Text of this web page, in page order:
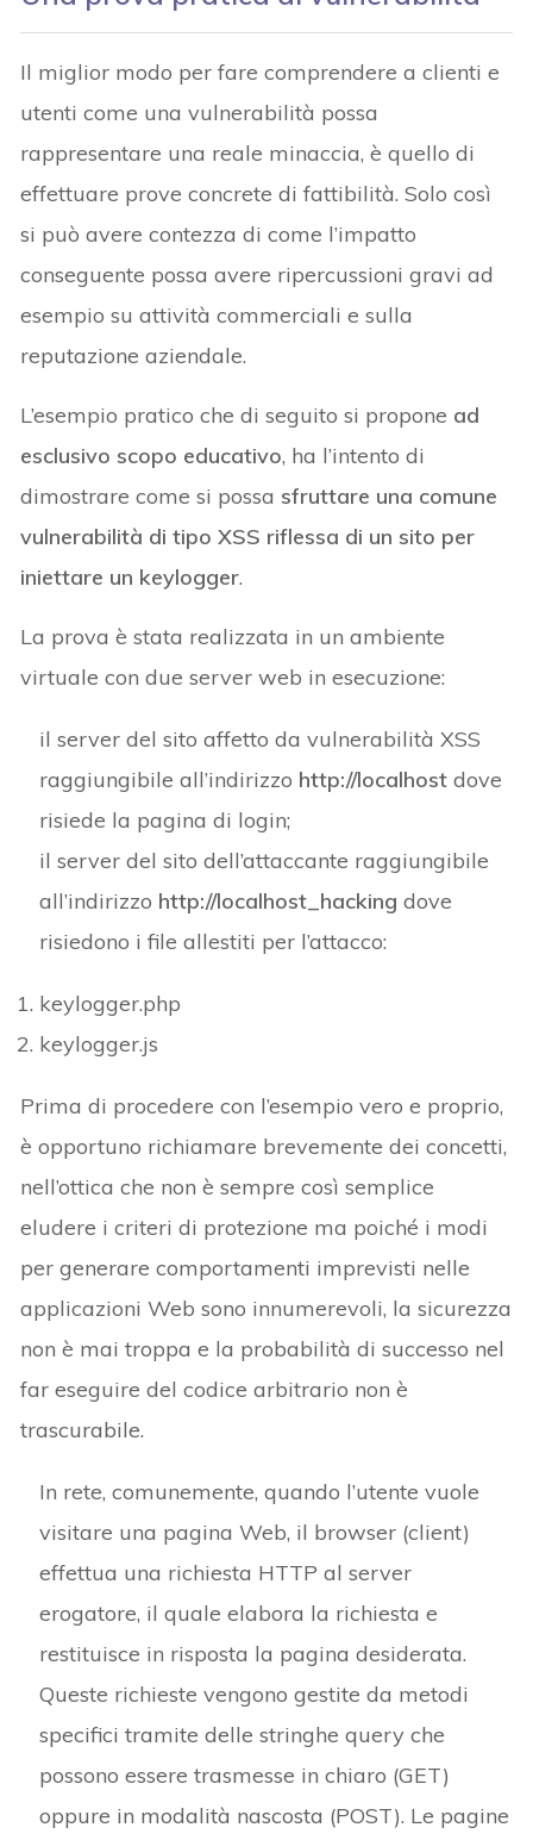
Il miglior modo per fare comprendere a clienti e
utenti come una vulnerabilità possa
rappresentare una reale minaccia, è quello di
effettuare prove concrete di fattibilità. Solo così
si può avere contezza di come l’impatto
conseguente possa avere ripercussioni gravi ad
esempio su attività commerciali e sulla
reputazione aziendale.
L’esempio pratico che di seguito si propone ad
esclusivo scopo educativo, ha l’intento di
dimostrare come si possa sfruttare una comune
vulnerabilità di tipo XSS riflessa di un sito per
iniettare un keylogger.
La prova è stata realizzata in un ambiente
virtuale con due server web in esecuzione:
il server del sito affetto da vulnerabilità XSS
raggiungibile all’indirizzo http://localhost dove
risiede la pagina di login;
il server del sito dell’attaccante raggiungibile
all’indirizzo http://localhost_hacking dove
risiedono i file allestiti per l’attacco:
keylogger.php
keylogger.js
Prima di procedere con l’esempio vero e proprio,
è opportuno richiamare brevemente dei concetti,
nell’ottica che non è sempre così semplice
eludere i criteri di protezione ma poiché i modi
per generare comportamenti imprevisti nelle
applicazioni Web sono innumerevoli, la sicurezza
non è mai troppa e la probabilità di successo nel
far eseguire del codice arbitrario non è
trascurabile.
In rete, comunemente, quando l’utente vuole
visitare una pagina Web, il browser (client)
effettua una richiesta HTTP al server
erogatore, il quale elabora la richiesta e
restituisce in risposta la pagina desiderata.
Queste richieste vengono gestite da metodi
specifici tramite delle stringhe query che
possono essere trasmesse in chiaro (GET)
oppure in modalità nascosta (POST). Le pagine